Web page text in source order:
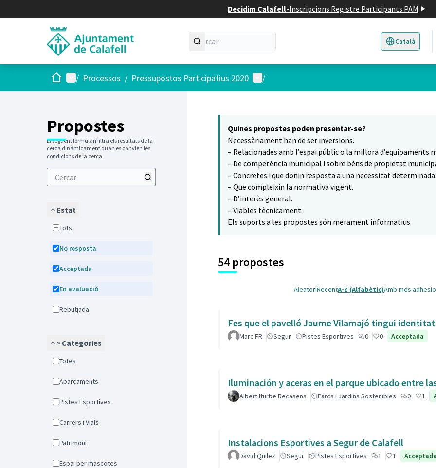
Decidim Calafell-Inscripcions Registre Participants PAM
Català
Triar la llengua
Inici Menú principal
/ Processos / Pressupostos Participatius 2020 Menú d'usuari
/
Propostes
El següent formulari filtra els resultats de la
cerca dinàmicament quan es canvien les
condicions de la cerca.
Estat
Tots
No resposta
Acceptada
En avaluació
Rebutjada
~ Categories
Totes
Aparcaments
Pistes Esportives
Carrers i Vials
Patrimoni
Espai per mascotes
9
Quines propostes poden presentar-se?
Necessàriament han de ser inversions.
– Relacionades amb l’espai públic o la millora d’equipaments
– De competència municipal i sobre béns de propietat
– Concretes i que donin resposta a una necessitat determinada.
– Que compleixin la normativa vigent.
– D’interès general.
– Viables tècnicament.
Els suports a les propostes són merament informatius
54 propostes
AleatoriRecentA-Z (Alfabètic)Amb més
Fes que el pavelló Jaume Vilamajó tingui identitat
Marc FR Segur Pistes Esportives 0 0 Acceptada
Iluminación y aceras en el parque ubicado entre
Albert Iturbe Recasens Parcs i Jardins Sostenibles 0 1
Instalacions Esportives a Segur de Calafell
David Quilez Segur Pistes Esportives 1 1